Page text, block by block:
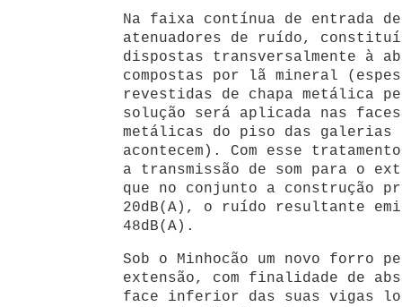
Na faixa contínua de entrada
atenuadores de ruído,
dispostas transversalmente à
compostas por lã mineral
revestidas de chapa metálica
solução será aplicada nas
metálicas do piso das galerias
acontecem). Com esse
a transmissão de som para o
que no conjunto a construção
20dB(A), o ruído resultante
48dB(A).
Sob o Minhocão um novo forro
extensão, com finalidade de
face inferior das suas vigas